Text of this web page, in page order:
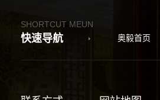
SHORTCUT MEUN
快速导航 奥毅首页